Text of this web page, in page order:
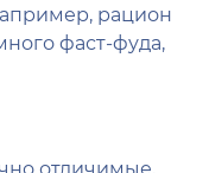
рацион
фаст-фуда,
отличимые.